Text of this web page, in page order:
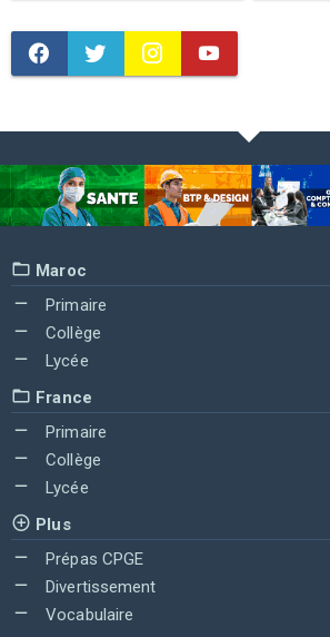
Maroc
Primaire
Collège
Lycée
France
Primaire
Collège
Lycée
Plus
Prépas CPGE
Divertissement
Vocabulaire